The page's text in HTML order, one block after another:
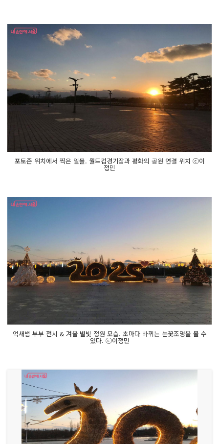
포토존 위치에서 찍은 일몰. 월드컵경기장과 평화의 공원 연결 위치 ⓒ이
정민
억새뱀 부부 전시 & 겨울 별빛 정원 모습. 초마다 바뀌는 눈꽃조명을 볼 수
있다. ⓒ이정민